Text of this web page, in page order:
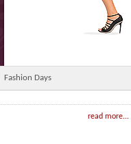
Fashion Days
read more...